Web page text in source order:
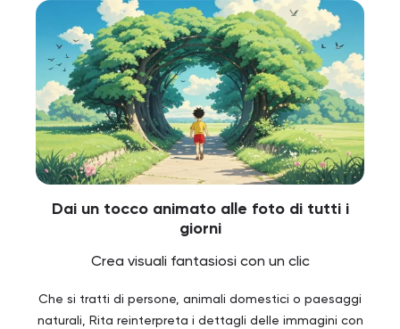
Dai un tocco animato alle foto di tutti i
giorni
Crea visuali fantasiosi con un clic
Che si tratti di persone, animali domestici o paesaggi
naturali, Rita reinterpreta i dettagli delle immagini con